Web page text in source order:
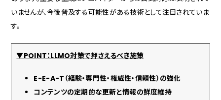
いませんが、今後普及する可能性がある技術として注目されていま
す。
▼POINT：LLMO対策で押さえるべき施策
E-E-A-T（経験・専門性・権威性・信頼性）の強化
コンテンツの定期的な更新と情報の鮮度維持